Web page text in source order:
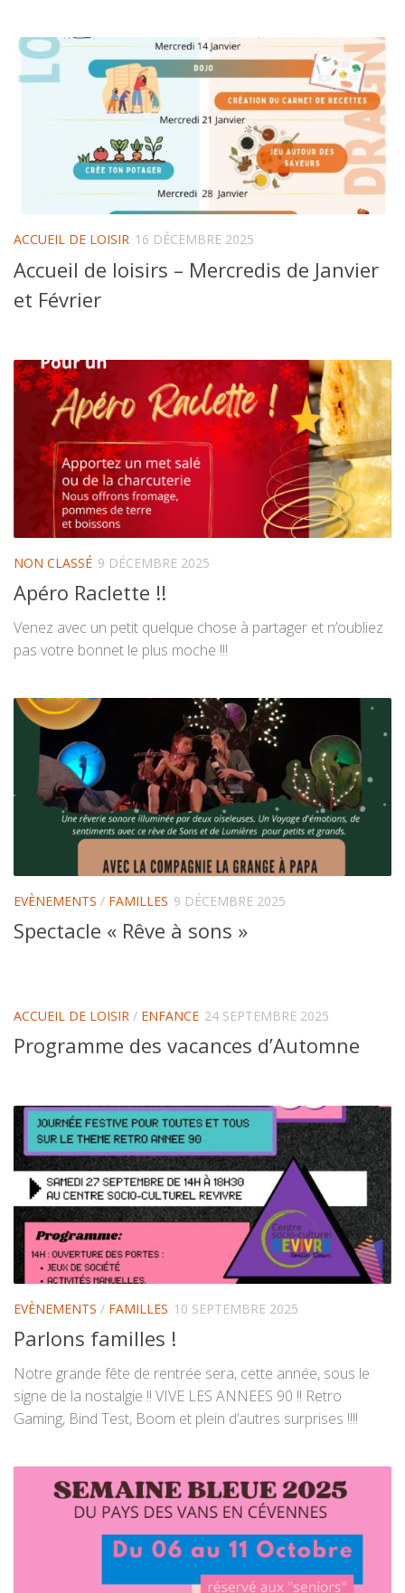
ACCUEIL DE LOISIR 16 DÉCEMBRE 2025
Accueil de loisirs – Mercredis de Janvier
et Février
NON CLASSÉ 9 DÉCEMBRE 2025
Apéro Raclette !!
Venez avec un petit quelque chose à partager et n’oubliez
pas votre bonnet le plus moche !!!
EVÈNEMENTS / FAMILLES 9 DÉCEMBRE 2025
Spectacle « Rêve à sons »
ACCUEIL DE LOISIR / ENFANCE 24 SEPTEMBRE 2025
Programme des vacances d’Automne
EVÈNEMENTS / FAMILLES 10 SEPTEMBRE 2025
Parlons familles !
Notre grande fête de rentrée sera, cette année, sous le
signe de la nostalgie !! VIVE LES ANNEES 90 !! Retro
Gaming, Bind Test, Boom et plein d’autres surprises !!!!